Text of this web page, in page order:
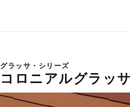
グラッサ・シリーズ
コロニアルグラッ